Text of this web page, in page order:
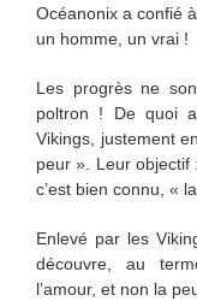
Océanonix a confié
un homme, un vrai !
Les progrès ne
poltron ! De quoi
Vikings, justement
peur ». Leur objectif
c’est bien connu, «
Enlevé par les
découvre, au
l’amour, et non la